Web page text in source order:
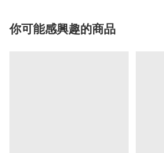
你可能感興趣的商品